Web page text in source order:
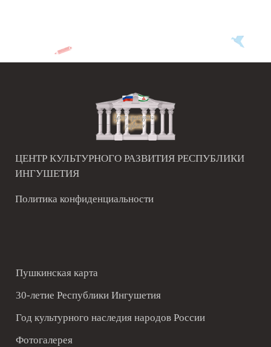
ЦЕНТР КУЛЬТУРНОГО РАЗВИТИЯ РЕСПУБЛИКИ
ИНГУШЕТИЯ
Политика конфиденциальности
Пушкинская карта
30-летие Республики Ингушетия
Год культурного наследия народов России
Фотогалерея